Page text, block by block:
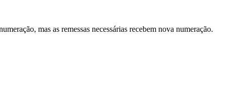
mas as remessas necessárias recebem nova numeração.